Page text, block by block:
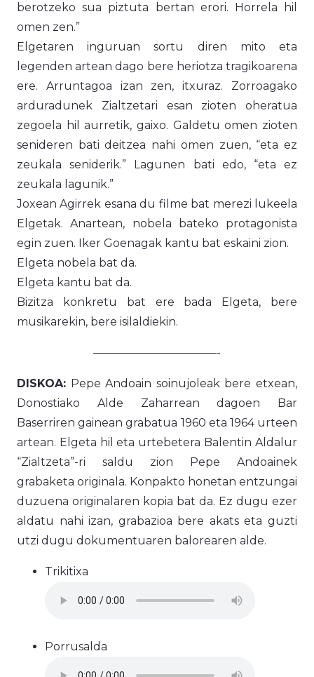
berotzeko sua piztuta bertan erori. Horrela hil
omen zen.”
Elgetaren inguruan sortu diren mito eta
legenden artean dago bere heriotza tragikoarena
ere. Arruntagoa izan zen, itxuraz. Zorroagako
arduradunek Zialtzetari esan zioten oheratua
zegoela hil aurretik, gaixo. Galdetu omen zioten
senideren bati deitzea nahi omen zuen, “eta ez
zeukala seniderik.” Lagunen bati edo, “eta ez
zeukala lagunik.”
Joxean Agirrek esana du filme bat merezi lukeela
Elgetak. Anartean, nobela bateko protagonista
egin zuen. Iker Goenagak kantu bat eskaini zion.
Elgeta nobela bat da.
Elgeta kantu bat da.
Bizitza konkretu bat ere bada Elgeta, bere
musikarekin, bere isilaldiekin.
———————————-
DISKOA: Pepe Andoain soinujoleak bere etxean,
Donostiako Alde Zaharrean dagoen Bar
Baserriren gainean grabatua 1960 eta 1964 urteen
artean. Elgeta hil eta urtebetera Balentin Aldalur
“Zialtzeta”-ri saldu zion Pepe Andoainek
grabaketa originala. Konpakto honetan entzungai
duzuena originalaren kopia bat da. Ez dugu ezer
aldatu nahi izan, grabazioa bere akats eta guzti
utzi dugu dokumentuaren balorearen alde.
Trikitixa
Porrusalda